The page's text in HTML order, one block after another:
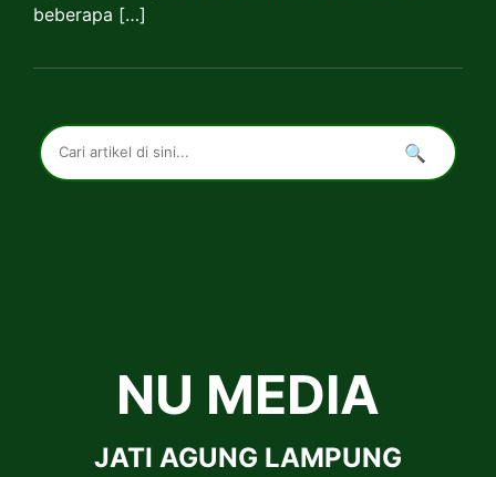
beberapa […]
🔍
NU MEDIA
JATI AGUNG LAMPUNG